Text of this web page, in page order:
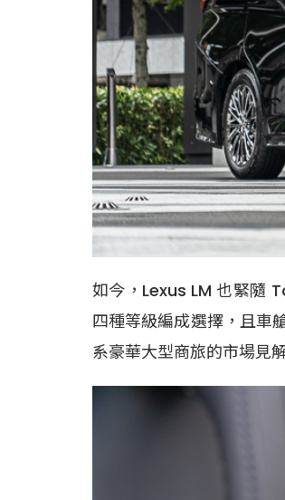
如今，Lexus LM 也緊隨
四種等級編成選擇，且車
系豪華大型商旅的市場見